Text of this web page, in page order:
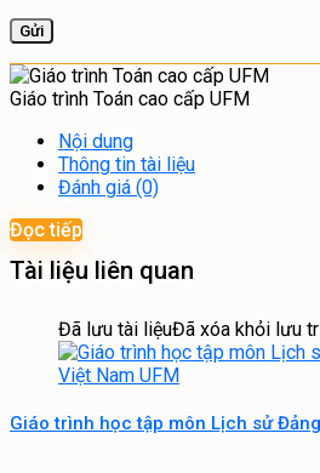
Giáo trình Toán cao cấp UFM
Nội dung
Thông tin tài liệu
Đánh giá (0)
Đọc tiếp
Tài liệu liên quan
Đã lưu tài liệuĐã xóa khỏi lưu
Giáo trình học tập môn Lịch sử